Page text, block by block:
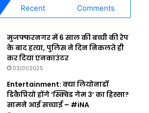
Recent Comments
मुजफ्फरनगर में 6 साल की बच्ची की रेप
के बाद हत्या, पुलिस ने दिन निकलते ही
कर दिया एनकाउंटर
03/01/2025
Entertainment: क्या लियोनार्डो
डिकैप्रियो होंगे ‘स्क्विड गेम 3’ का हिस्सा?
सामने आई सच्चाई – #iNA